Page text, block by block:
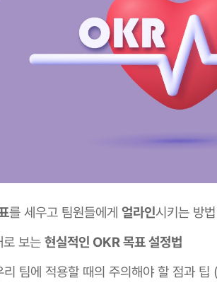
를 세우고 팀원들에게 얼라인시키는 방법
보는 현실적인 OKR 목표 설정법
리 팀에 적용할 때의 주의해야 할 점과 팁